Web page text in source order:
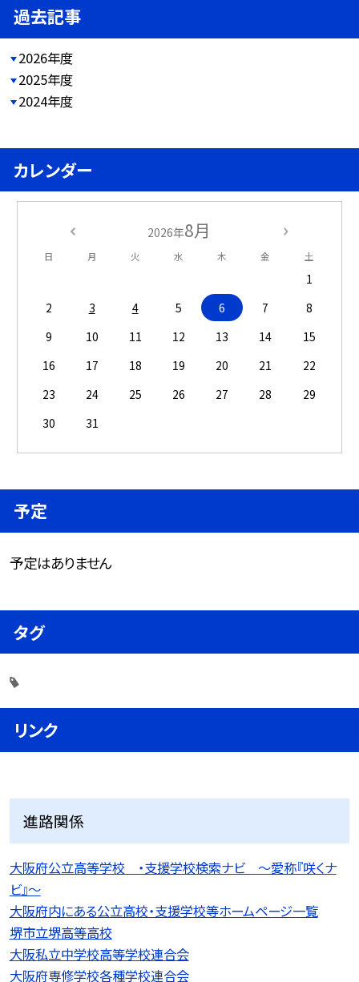
過去記事
2026年度
2025年度
2024年度
カレンダー
2026年8月
日 月 火 水 木 金 土
1
2
3 4 5 6 7
8
9
10 11 12 13 14
15
16
17 18 19 20 21
22
23
24 25 26 27 28
29
30
31
予定
予定はありません
タグ
リンク
進路関係
大阪府公立高等学校 ・支援学校検索ナビ 〜愛称『咲くナ
ビ』〜
大阪府内にある公立高校・支援学校等ホームページ一覧
堺市立堺高等高校
大阪私立中学校高等学校連合会
大阪府専修学校各種学校連合会